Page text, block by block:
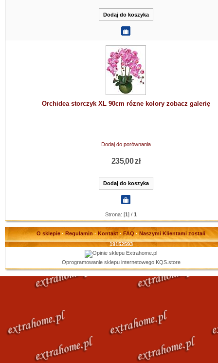
Orchidea storczyk XL 90cm rózne kolory zobacz galerię
Dodaj do porównania
235,00 zł
Strona: [1] / 1
O sklepie ·Regulamin·Kontakt· FAQ ·Naszymi Klientami zostali
19152593
Oprogramowanie sklepu internetowegoKQS.store